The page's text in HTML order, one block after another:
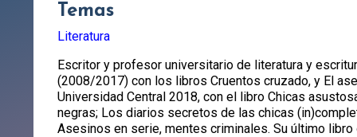
Temas
Literatura
Escritor y profesor universitario de literatura y
(2008/2017) con los libros Cruentos cruzado, y El
Universidad Central 2018, con el libro Chicas
negras; Los diarios secretos de las chicas
Asesinos en serie, mentes criminales. Su último